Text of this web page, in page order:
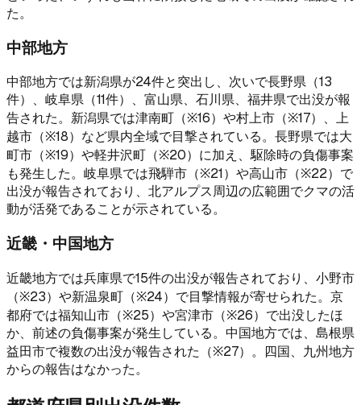
た。
中部地方
中部地方では新潟県が24件と突出し、次いで長野県（13
件）、岐阜県（11件）、富山県、石川県、福井県で出没が報
告された。新潟県では津南町（※16）や村上市（※17）、上
越市（※18）など県内全域で目撃されている。長野県では大
町市（※19）や軽井沢町（※20）に加え、駆除時の負傷事案
も発生した。岐阜県では飛騨市（※21）や高山市（※22）で
出没が報告されており、北アルプス周辺の広範囲でクマの活
動が活発であることが示されている。
近畿・中国地方
近畿地方では兵庫県で15件の出没が報告されており、小野市
（※23）や新温泉町（※24）で目撃情報が寄せられた。京
都府では福知山市（※25）や宮津市（※26）で出没したほ
か、前述の負傷事案が発生している。中国地方では、島根県
益田市で複数の出没が報告された（※27）。四国、九州地方
からの報告はなかった。